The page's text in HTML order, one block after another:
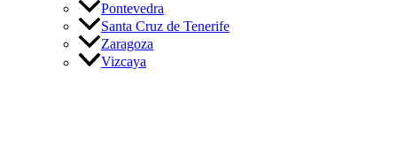
Pontevedra
Santa Cruz de Tenerife
Zaragoza
Vizcaya